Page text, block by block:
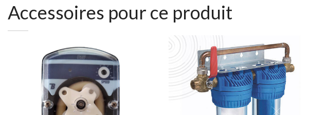
Accessoires pour ce produit